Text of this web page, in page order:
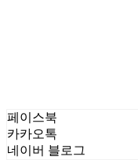
페이스북
카카오톡
네이버 블로그